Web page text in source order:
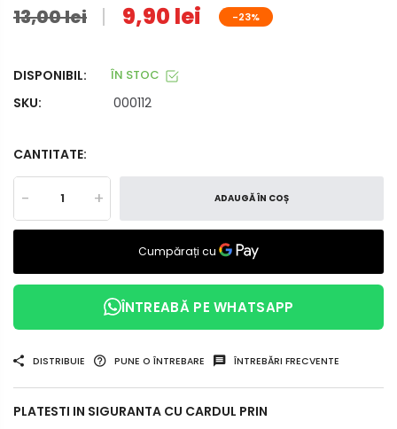
13,00 lei 9,90 lei -23%
DISPONIBIL: ÎN STOC
SKU: 000112
CANTITATE:
- + ADAUGĂ ÎN COȘ
ÎNTREABĂ PE WHATSAPP
DISTRIBUIE PUNE O ÎNTREBARE ÎNTREBĂRI FRECVENTE
PLATESTI IN SIGURANTA CU CARDUL PRIN